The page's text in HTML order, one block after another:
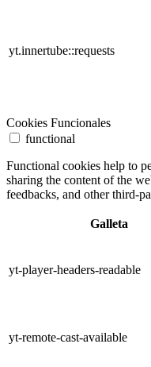
yt.innertube::requests
Cookies Funcionales
functional
Functional cookies help to
sharing the content of the
feedbacks, and other third-
Galleta
yt-player-headers-readable
yt-remote-cast-available